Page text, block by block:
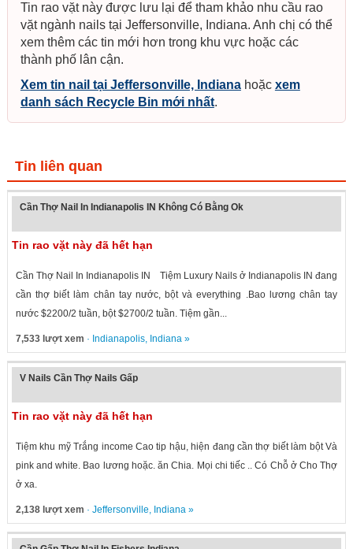
Tin rao vặt này được lưu lại để tham khảo nhu cầu rao
vặt ngành nails tại Jeffersonville, Indiana. Anh chị có thể
xem thêm các tin mới hơn trong khu vực hoặc các
thành phố lân cận.
Xem tin nail tại Jeffersonville, Indianahoặc xem
danh sách Recycle Bin mới nhất.
Tin liên quan
Cần Thợ Nail In Indianapolis IN Không Có Bằng Ok
Tin rao vặt này đã hết hạn
Cần Thợ Nail In Indianapolis IN Tiệm Luxury Nails ở Indianapolis IN đang
cần thợ biết làm chân tay nước, bột và everything .Bao lương chân tay
nước $2200/2 tuần, bột $2700/2 tuần. Tiệm gần...
7,533 lượt xem · Indianapolis, Indiana»
V Nails Cần Thợ Nails Gấp
Tin rao vặt này đã hết hạn
Tiệm khu mỹ Trắng income Cao tip hậu, hiện đang cần thợ biết làm bột Và
pink and white. Bao lương hoặc. ăn Chia. Mọi chi tiếc .. Có Chỗ ở Cho Thợ
ở xa.
2,138 lượt xem · Jeffersonville, Indiana»